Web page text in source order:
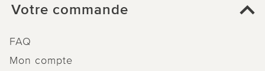
Votre commande
FAQ
Mon compte